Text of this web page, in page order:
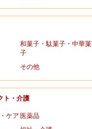
和菓子・駄菓子・中華菓
子
その他
ト・介護
ケア 医薬品